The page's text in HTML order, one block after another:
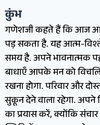
कुंभ
गणेशजी कहते हैं कि आज
पड़ सकता है. यह आत्म-
समय है. अपने भावनात्मक
बाधाएँ आपके मन को
रखना होगा. परिवार और
सुकून देने वाला रहेगा. अपने
का प्रयास करें, क्योंकि